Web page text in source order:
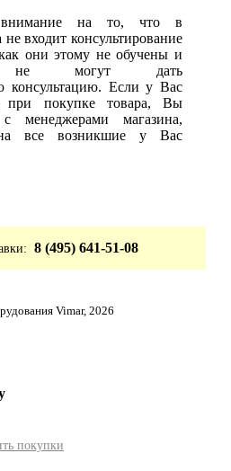
на то, что в
не входит консультирование
они этому не обучены и
не могут дать
консультацию. Если у Вас
при покупке товара, Вы
менеджерами магазина,
на все возникшие у Вас
8 (495) 641-51-08
Vimar, 2026
покупки